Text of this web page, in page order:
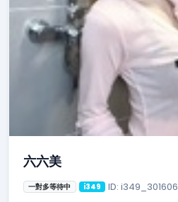
六六美
一對多等待中 i349 ID: i349_301606